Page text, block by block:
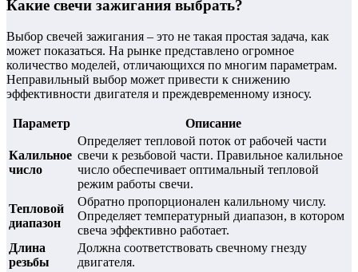
Какие свечи зажигания выбрать?
Выбор свечей зажигания – это не такая простая задача, как
может показаться. На рынке представлено огромное
количество моделей, отличающихся по многим параметрам.
Неправильный выбор может привести к снижению
эффективности двигателя и преждевременному износу.
Параметр Описание
Калильное
число
Определяет тепловой поток от рабочей части
свечи к резьбовой части. Правильное калильное
число обеспечивает оптимальный тепловой
режим работы свечи.
Тепловой
диапазон
Обратно пропорционален калильному числу.
Определяет температурный диапазон, в котором
свеча эффективно работает.
Длина
резьбы
Должна соответствовать свечному гнезду
двигателя.